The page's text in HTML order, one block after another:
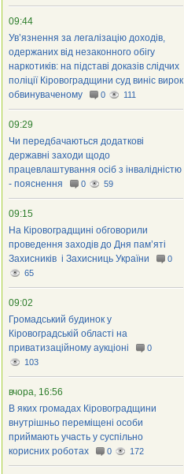
09:44
Ув’язнення за легалізацію доходів,
одержаних від незаконного обігу
наркотиків: на підставі доказів слідчих
поліції Кіровоградщини суд виніс вирок
обвинуваченому
0 111
09:29
Чи передбачаються додаткові
державні заходи щодо
працевлаштування осіб з інвалідністю
- пояснення
0 59
09:15
На Кіровоградщині обговорили
проведення заходів до Дня пам’яті
Захисників і Захисниць України
0
65
09:02
Громадський будинок у
Кіровоградській області на
приватизаційному аукціоні
0
103
вчора, 16:56
В яких громадах Кіровоградщини
внутрішньо переміщені особи
приймають участь у суспільно
корисних роботах
0 172